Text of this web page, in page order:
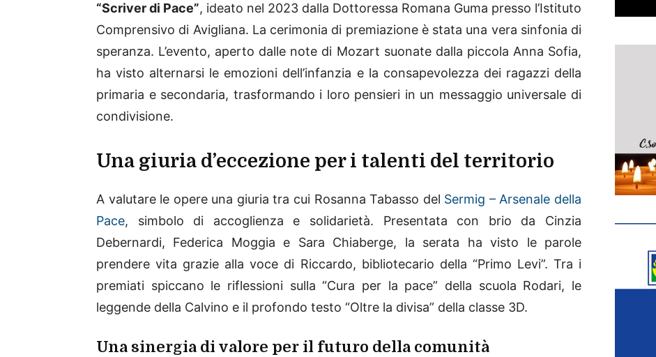
“Scriver di Pace”, ideato nel 2023 dalla Dottoressa Romana Guma presso l’Istituto
Comprensivo di Avigliana. La cerimonia di premiazione è stata una vera sinfonia di
speranza. L’evento, aperto dalle note di Mozart suonate dalla piccola Anna Sofia,
ha visto alternarsi le emozioni dell’infanzia e la consapevolezza dei ragazzi della
primaria e secondaria, trasformando i loro pensieri in un messaggio universale di
condivisione.
Una giuria d’eccezione per i talenti del territorio
A valutare le opere una giuria tra cui Rosanna Tabasso del Sermig – Arsenale della
Pace, simbolo di accoglienza e solidarietà. Presentata con brio da Cinzia
Debernardi, Federica Moggia e Sara Chiaberge, la serata ha visto le parole
prendere vita grazie alla voce di Riccardo, bibliotecario della “Primo Levi”. Tra i
premiati spiccano le riflessioni sulla “Cura per la pace” della scuola Rodari, le
leggende della Calvino e il profondo testo “Oltre la divisa” della classe 3D.
Una sinergia di valore per il futuro della comunità